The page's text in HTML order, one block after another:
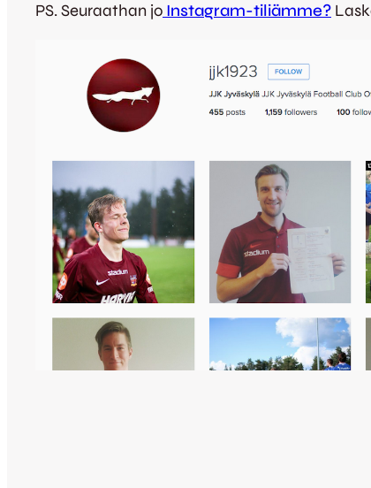
PS. Seuraathan jo Instagram-tiliämme?